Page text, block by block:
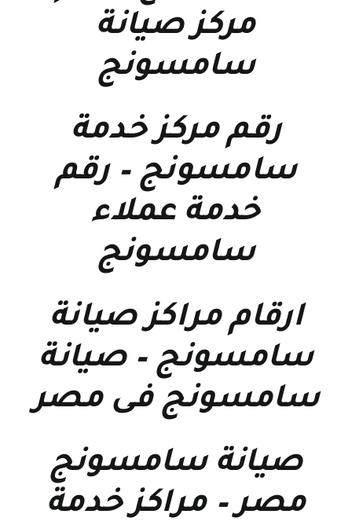
مركز صيانة
سامسونج
رقم مركز خدمة
سامسونج –رقم
خدمة عملاء
سامسونج
ارقام مراكز صيانة
سامسونج –صيانة
سامسونج فى مصر
صيانة سامسونج
مصر–مراكز خدمة